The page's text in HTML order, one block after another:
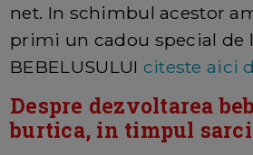
net. In schimbul acestor
primi un cadou special de
BEBELUSULUI citeste aici
Despre dezvoltarea
burtica, in timpul